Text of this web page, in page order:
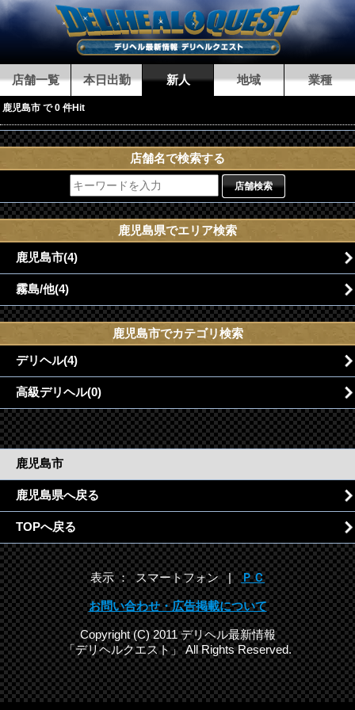
店舗一覧 本日出勤 新人 地域 業種
鹿児島市 で 0 件Hit
店舗名で検索する
店舗検索
鹿児島県でエリア検索
鹿児島市(4)
霧島/他(4)
鹿児島市でカテゴリ検索
デリヘル(4)
高級デリヘル(0)
鹿児島市
鹿児島県へ戻る
TOPへ戻る
表示 ： スマートフォン |ＰＣ
お問い合わせ・広告掲載について
Copyright (C) 2011 デリヘル最新情報
「デリヘルクエスト」 All Rights Reserved.